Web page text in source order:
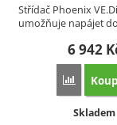
Střídač Phoenix
umožňuje napájet
6 942
Přidat
Skladem